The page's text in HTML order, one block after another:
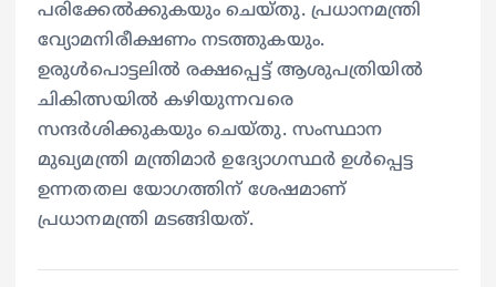
പരിക്കേൽക്കുകയും ചെയ്തു. പ്രധാനമന്ത്രി
വ്യോമനിരീക്ഷണം നടത്തുകയും.
ഉരുള്‍പൊട്ടലില്‍ രക്ഷപ്പെട്ട് ആശുപത്രിയിൽ
ചികിത്സയിൽ കഴിയുന്നവരെ
സന്ദര്‍ശിക്കുകയും ചെയ്തു. സംസ്ഥാന
മുഖ്യമന്ത്രി മന്ത്രിമാര്‍ ഉദ്യോഗസ്ഥര്‍ ഉള്‍പ്പെട്ട
ഉന്നതതല യോഗത്തിന് ശേഷമാണ്
പ്രധാനമന്ത്രി മടങ്ങിയത്.